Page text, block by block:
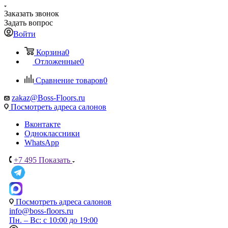
Заказать звонок
Задать вопрос
Войти
Корзина0
Отложенные0
Сравнение товаров0
zakaz@Boss-Floors.ru
Посмотреть адреса салонов
Вконтакте
Одноклассники
WhatsApp
+7 495 Показать
Посмотреть адреса салонов
info@boss-floors.ru
Пн. – Вс: с 10:00 до 19:00